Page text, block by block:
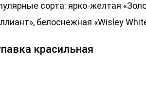
сорта: ярко-желтая
белоснежная «Wisley
красильная